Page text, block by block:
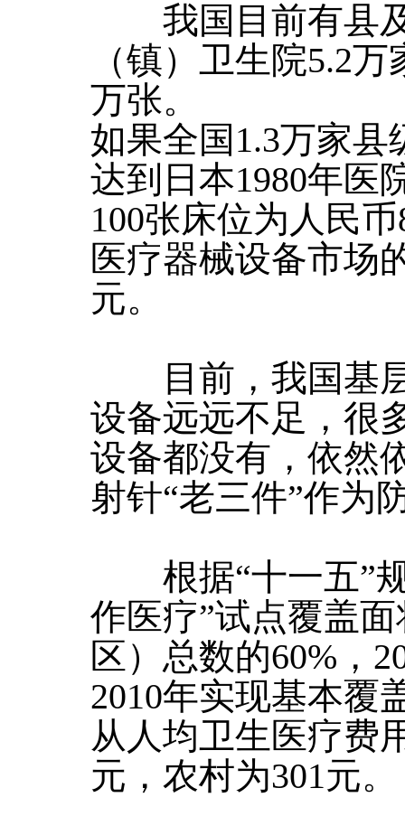
我国目前有县及
（镇）卫生院5.2
万张。
如果全国1.3万家
达到日本1980年医
100张床位为人民
医疗器械设备市场
元。
目前，我国基层
设备远远不足，很
设备都没有，依然
射针“老三件”作为
根据“十一五”规
作医疗”试点覆盖
区）总数的60%，
2010年实现基本覆
从人均卫生医疗费
元，农村为301元。